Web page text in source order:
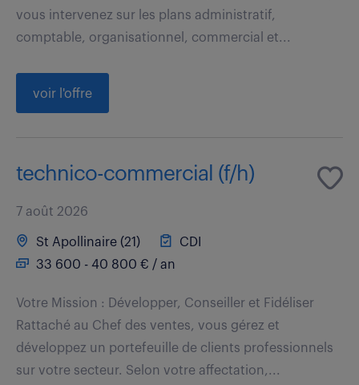
vous intervenez sur les plans administratif,
comptable, organisationnel, commercial et...
voir l'offre
technico-commercial (f/h)
7 août 2026
St Apollinaire (21)
CDI
33 600 - 40 800 € / an
Votre Mission : Développer, Conseiller et Fidéliser
Rattaché au Chef des ventes, vous gérez et
développez un portefeuille de clients professionnels
sur votre secteur. Selon votre affectation,...